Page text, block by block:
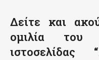
Δείτε και
ομιλία του